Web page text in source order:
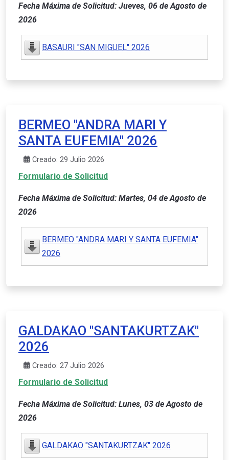
Fecha Máxima de Solicitud: Jueves, 06 de Agosto de
2026
BASAURI "SAN MIGUEL" 2026
BERMEO "ANDRA MARI Y
SANTA EUFEMIA" 2026
Creado: 29 Julio 2026
Formulario de Solicitud
Fecha Máxima de Solicitud: Martes, 04 de Agosto de
2026
BERMEO "ANDRA MARI Y SANTA EUFEMIA"
2026
GALDAKAO "SANTAKURTZAK"
2026
Creado: 27 Julio 2026
Formulario de Solicitud
Fecha Máxima de Solicitud: Lunes, 03 de Agosto de
2026
GALDAKAO "SANTAKURTZAK" 2026